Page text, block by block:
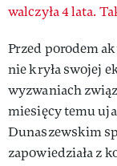
walczyła 4 lata.
Przed porodem
nie kryła swojej
wyzwaniach
miesięcy temu
Dunaszewskim
zapowiedziała z